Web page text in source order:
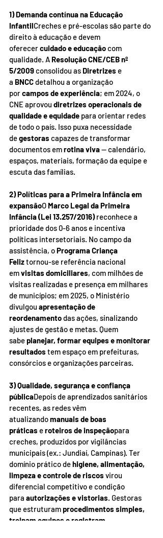
1) Demanda contínua na Educação
InfantilCreches e pré-escolas são parte do
direito à educação e devem
oferecer cuidado e educação com
qualidade. A Resolução CNE/CEB nº
5/2009 consolidou as Diretrizes e
a BNCC detalhou a organização
por campos de experiência; em 2024, o
CNE aprovou diretrizes operacionais de
qualidade e equidade para orientar redes
de todo o país. Isso puxa necessidade
de gestoras capazes de transformar
documentos em rotina viva — calendário,
espaços, materiais, formação da equipe e
escuta das famílias.
2) Políticas para a Primeira Infância em
expansãoO Marco Legal da Primeira
Infância (Lei 13.257/2016) reconhece a
prioridade dos 0-6 anos e incentiva
políticas intersetoriais. No campo da
assistência, o Programa Criança
Feliz tornou-se referência nacional
em visitas domiciliares, com milhões de
visitas realizadas e presença em milhares
de municípios; em 2025, o Ministério
divulgou apresentação de
reordenamento das ações, sinalizando
ajustes de gestão e metas. Quem
sabe planejar, formar equipes e monitorar
resultados tem espaço em prefeituras,
consórcios e organizações parceiras.
3) Qualidade, segurança e confiança
públicaDepois de aprendizados sanitários
recentes, as redes vêm
atualizando manuais de boas
práticas e roteiros de inspeçãopara
creches, produzidos por vigilâncias
municipais (ex.: Jundiaí, Campinas). Ter
domínio prático de higiene, alimentação,
limpeza e controle de riscos virou
diferencial competitivo e condição
para autorizações e vistorias. Gestoras
que estruturam procedimentos simples,
treinam equipes e registram